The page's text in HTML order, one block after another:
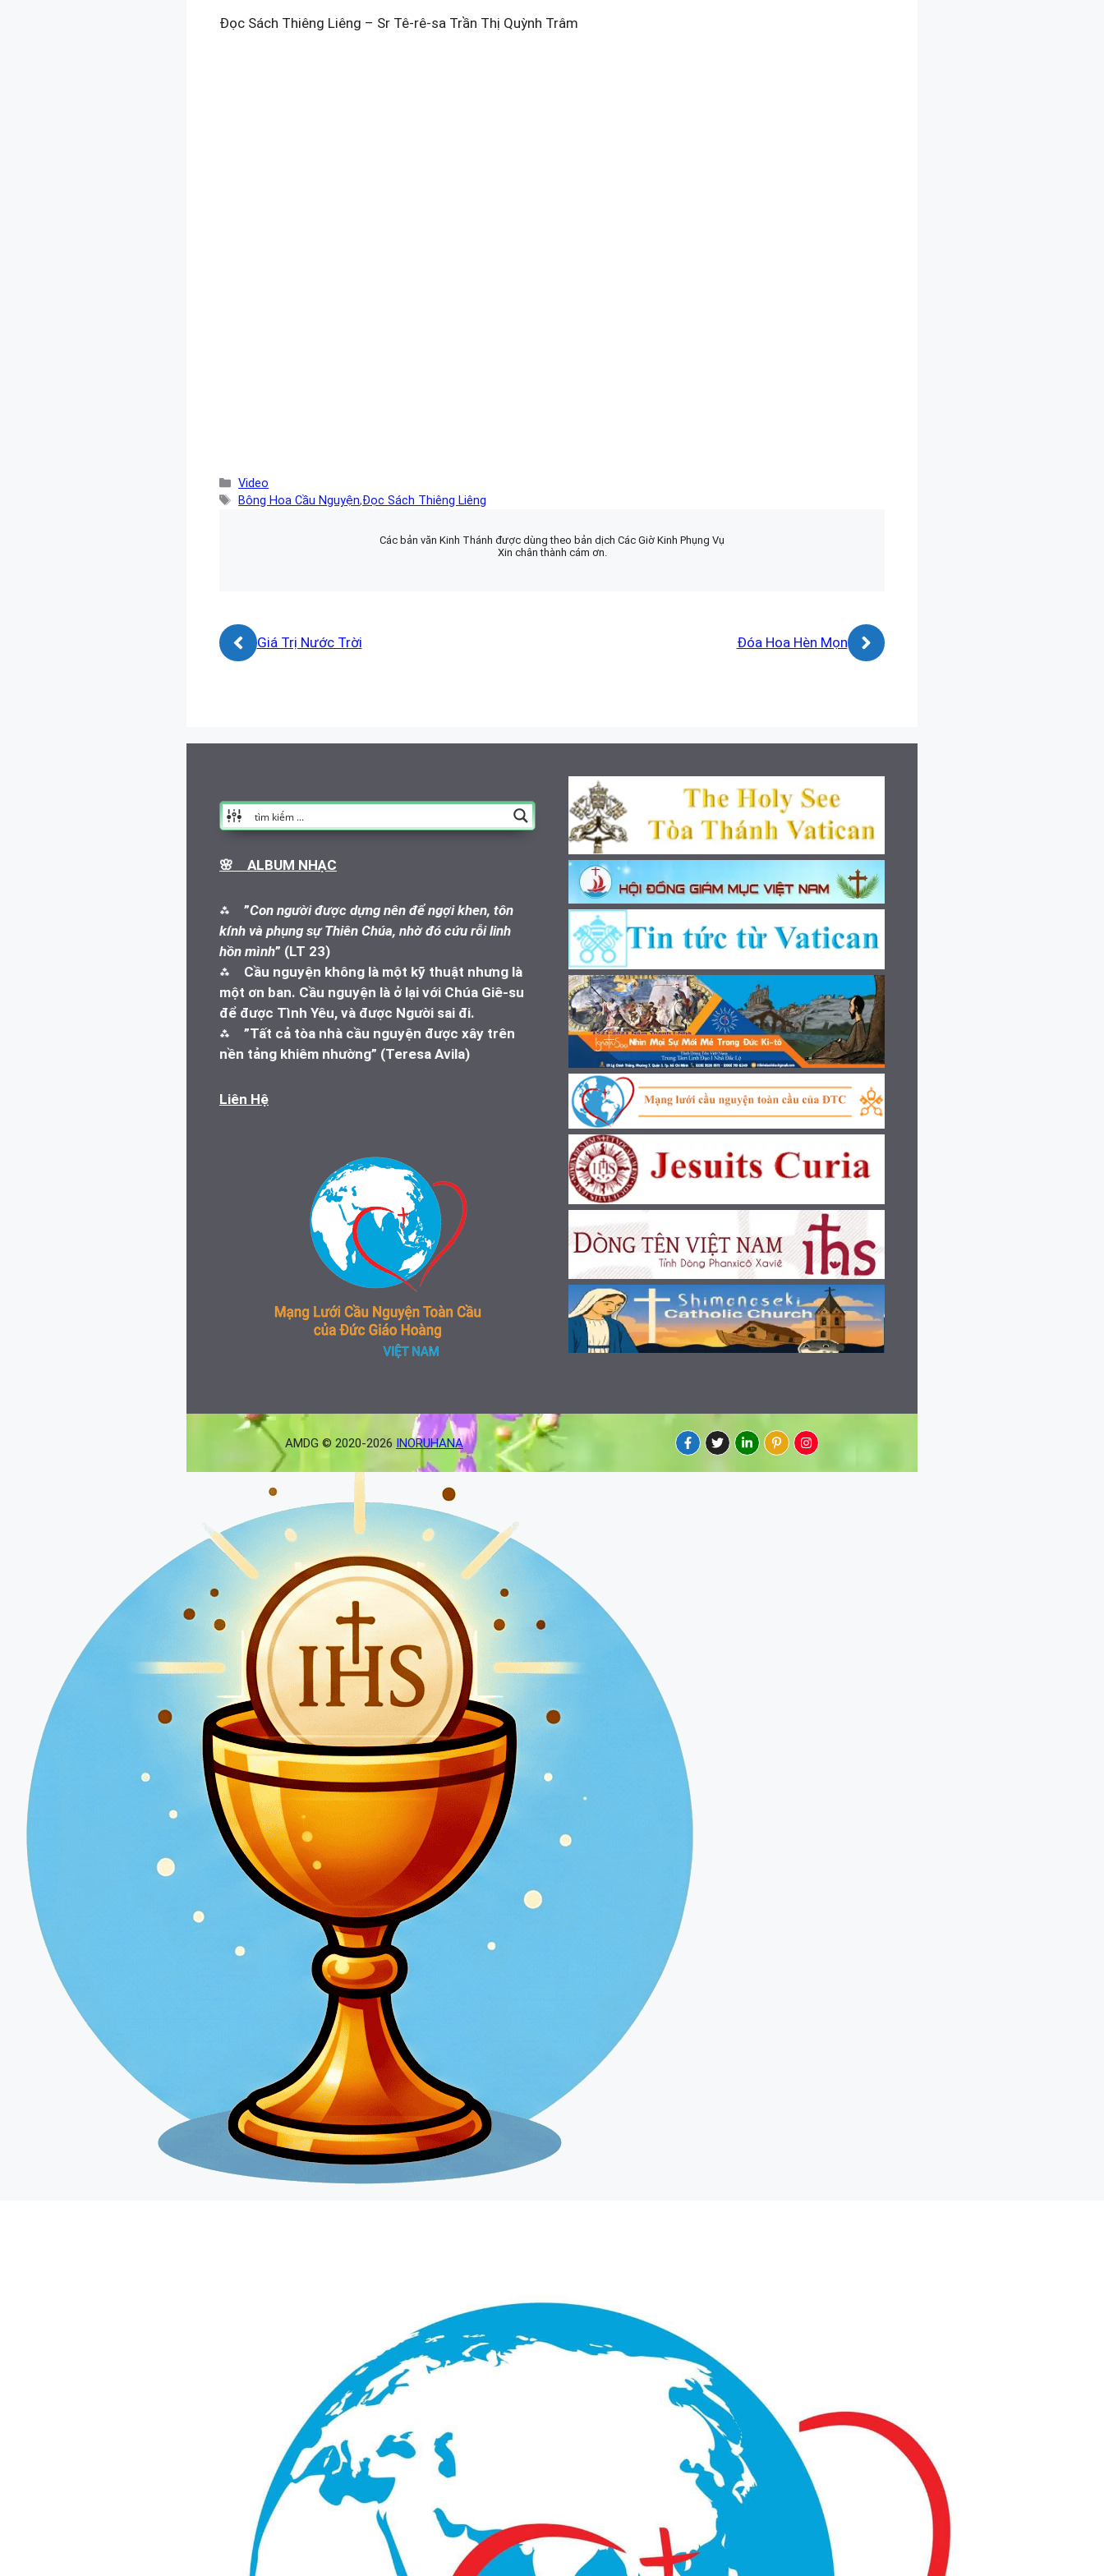
Đọc Sách Thiêng Liêng – Sr Tê-rê-sa Trần Thị Quỳnh Trâm
Danh
mục
Video
Thẻ
Bông Hoa Cầu Nguyện,Đọc Sách Thiêng Liêng
Các bản văn Kinh Thánh được dùng theo bản dịch Các Giờ Kinh Phụng Vụ
Xin chân thành cám ơn.
Giá Trị Nước Trời Đóa Hoa Hèn Mọn
🌸 ALBUM NHẠC
⁂ ”Con người được dựng nên để ngợi khen, tôn
kính và phụng sự Thiên Chúa, nhờ đó cứu rỗi linh
hồn mình” (LT 23)
⁂ Cầu nguyện không là một kỹ thuật nhưng là
một ơn ban. Cầu nguyện là ở lại với Chúa Giê-su
để được Tình Yêu, và được Người sai đi.
⁂ ”Tất cả tòa nhà cầu nguyện được xây trên
nền tảng khiêm nhường” (Teresa Avila)
Liên Hệ
AMDG © 2020-2026 INORUHANA